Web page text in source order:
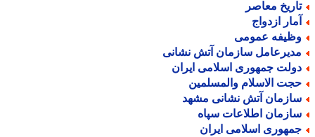
معاصر
ازدواج
عمومی
سازمان آتش نشانی
جمهوری اسلامی ایران
الاسلام والمسلمین
آتش نشانی مشهد
اطلاعات سپاه
اسلامی ایران